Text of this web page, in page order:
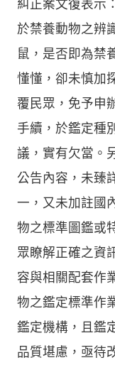
糾正案文復表示
於禁養動物之辨
鼠，是否即為禁
懂懂，卻未慎加
覆民眾，免予申
手續，於鑑定種
議，實有欠當。
公告內容，未臻
一，又未加註國
物之標準圖鑑或
眾瞭解正確之資
容與相關配套作
物之鑑定標準作
鑑定機構，且鑑
品質堪慮，亟待